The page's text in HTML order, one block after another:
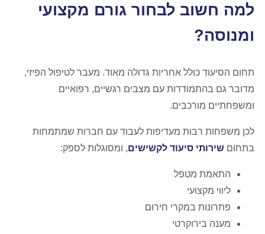
למה חשוב לבחור גורם מקצועי
ומנוסה?
תחום הסיעוד כולל אחריות גדולה מאוד. מעבר לטיפול הפיזי,
מדובר גם בהתמודדות עם מצבים רגשיים, רפואיים
ומשפחתיים מורכבים.
לכן משפחות רבות מעדיפות לעבוד עם חברות שמתמחות
בתחום שירותי סיעוד לקשישים, ומסוגלות לספק:
התאמת מטפל
ליווי מקצועי
פתרונות במקרי חירום
מענה בירוקרטי